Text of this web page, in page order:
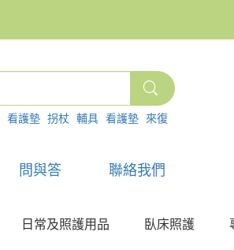
看護墊 拐杖 輔具 看護墊 來復
問與答 聯絡我們
日常及照護用品 臥床照護